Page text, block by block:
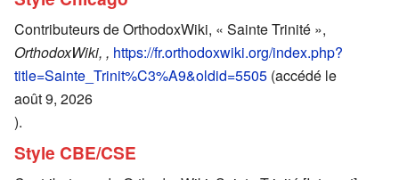
Contributeurs de OrthodoxWiki, « Sainte Trinité »,
OrthodoxWiki, , https://fr.orthodoxwiki.org/index.php?
title=Sainte_Trinit%C3%A9&oldid=5505 (accédé le
août 9, 2026
).
Style CBE/CSE